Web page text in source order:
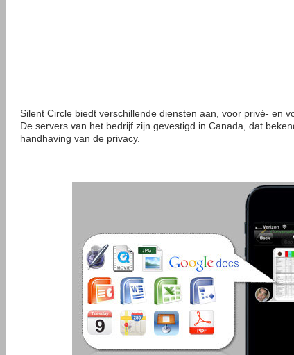
Silent Circle biedt verschillende diensten aan, voor privé- en
De servers van het bedrijf zijn gevestigd in Canada, dat
handhaving van de privacy.